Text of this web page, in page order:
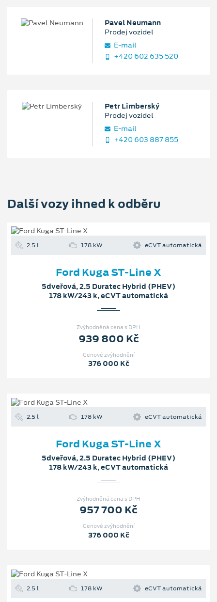
Pavel Neumann
Prodej vozidel
E‑mail
+420 602 635 520
Petr Limberský
Prodej vozidel
E‑mail
+420 603 887 855
Další vozy ihned k odběru
2.5 l 178 kW eCVT automatická
Ford Kuga ST-Line X
5dveřová, 2.5 Duratec Hybrid (PHEV)
178 kW/243 k, eCVT automatická
Zvýhodněná cena s DPH
939 800 Kč
Cenové zvýhodnění
376 000 Kč
2.5 l 178 kW eCVT automatická
Ford Kuga ST-Line X
5dveřová, 2.5 Duratec Hybrid (PHEV)
178 kW/243 k, eCVT automatická
Zvýhodněná cena s DPH
957 700 Kč
Cenové zvýhodnění
376 000 Kč
2.5 l 178 kW eCVT automatická